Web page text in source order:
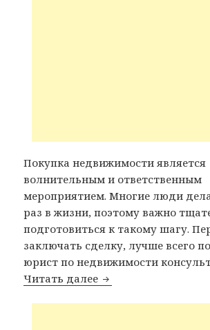
Покупка недвижимости является
волнительным и ответственным
мероприятием. Многие люди
раз в жизни, поэтому важно
подготовиться к такому шагу.
заключать сделку, лучше всего
юрист по недвижимости
Читать далее Юрист по